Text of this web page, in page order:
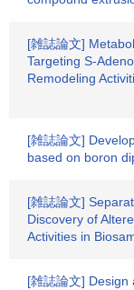
[雑誌論文]
Targeting S-
Remodeling
[雑誌論文]
based on boron
[雑誌論文]
Discovery of
Activities in
[雑誌論文] Design